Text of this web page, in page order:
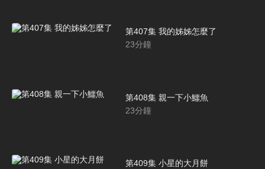
第407集 我的姊姊怎麼了
23分鐘
第408集 親一下小鱷魚
23分鐘
第409集 小星的大月餅